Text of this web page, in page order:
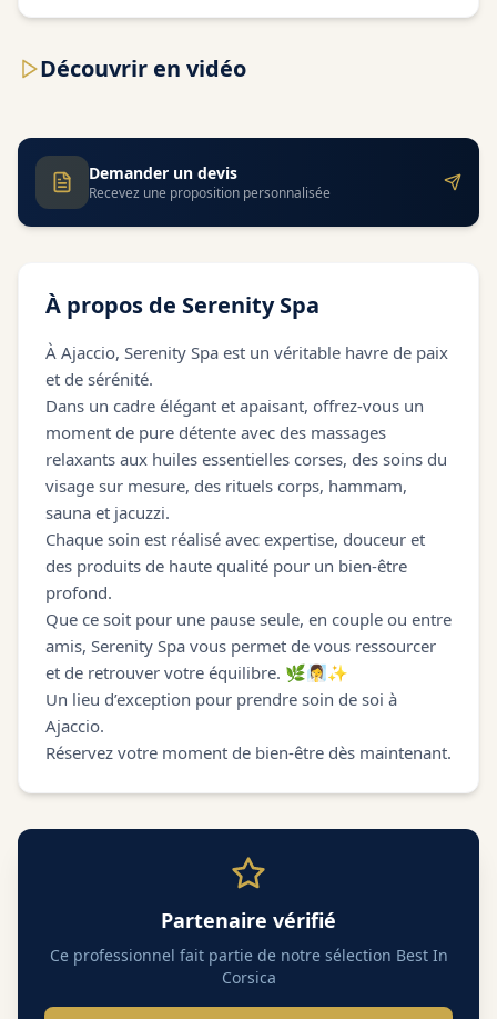
Découvrir en vidéo
Demander un devis
Recevez une proposition personnalisée
À propos de Serenity Spa
À Ajaccio, Serenity Spa est un véritable havre de paix
et de sérénité.
Dans un cadre élégant et apaisant, offrez-vous un
moment de pure détente avec des massages
relaxants aux huiles essentielles corses, des soins du
visage sur mesure, des rituels corps, hammam,
sauna et jacuzzi.
Chaque soin est réalisé avec expertise, douceur et
des produits de haute qualité pour un bien-être
profond.
Que ce soit pour une pause seule, en couple ou entre
amis, Serenity Spa vous permet de vous ressourcer
et de retrouver votre équilibre. 🌿🧖‍♀️✨
Un lieu d’exception pour prendre soin de soi à
Ajaccio.
Réservez votre moment de bien-être dès maintenant.
Partenaire vérifié
Ce professionnel fait partie de notre sélection Best In
Corsica